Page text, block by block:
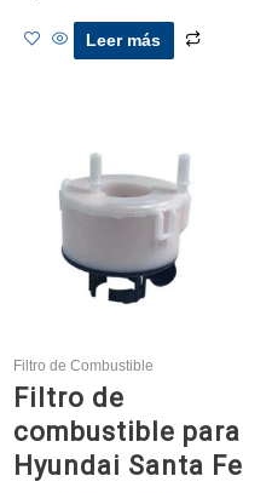
Leer más
Filtro de Combustible
Filtro de
combustible para
Hyundai Santa Fe